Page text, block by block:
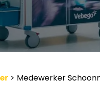
> Medewerker